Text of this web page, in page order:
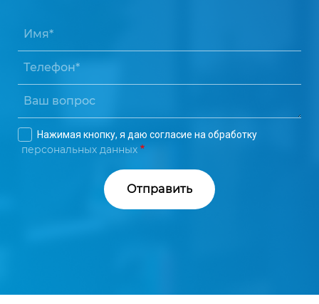
Нажимая кнопку, я даю согласие на обработку
персональных данных